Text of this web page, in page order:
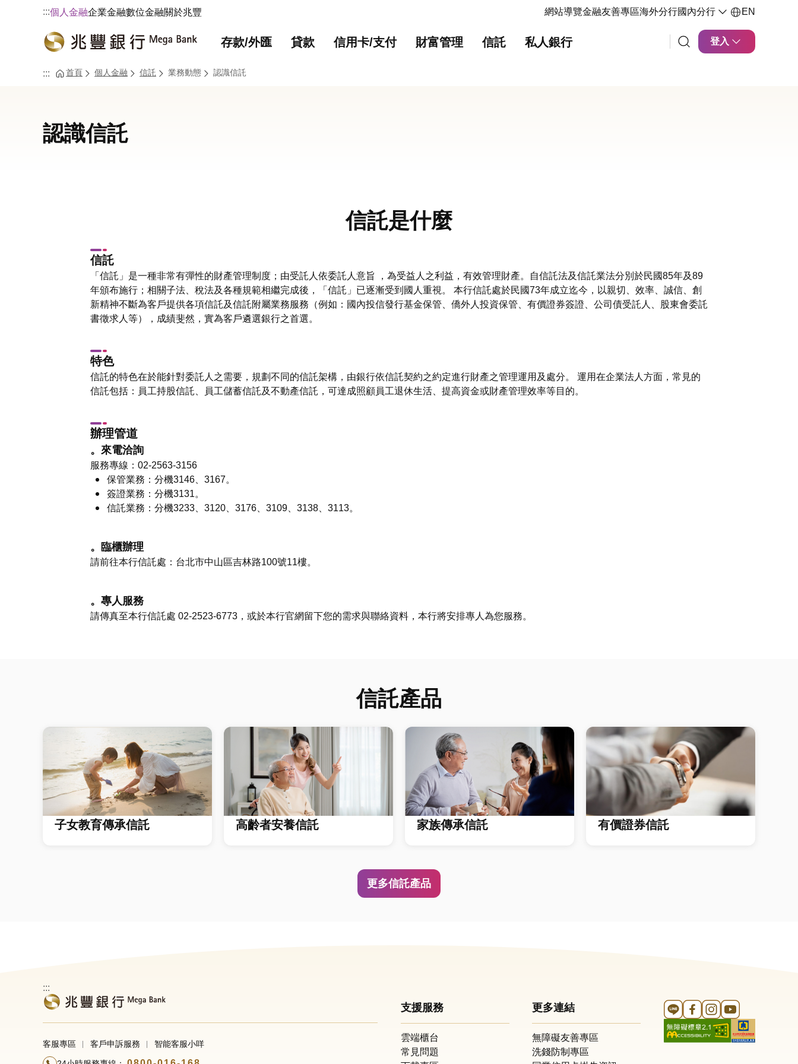
:::個人金融企業金融數位金融關於兆豐 網站導覽金融友善專區海外分行國內分行 EN
存款/外匯 貸款 信用卡/支付 財富管理 信託 私人銀行 登入
::: 首頁 個人金融 信託 業務動態 認識信託
認識信託
信託是什麼
信託
「信託」是一種非常有彈性的財產管理制度；由受託人依委託人意旨 ，為受益人之利益，有效管理財產。自信託法及信託業法分別於民國85年及89
年頒布施行；相關子法、稅法及各種規範相繼完成後，「信託」已逐漸受到國人重視。 本行信託處於民國73年成立迄今，以親切、效率、誠信、創
新精神不斷為客戶提供各項信託及信託附屬業務服務（例如：國內投信發行基金保管、僑外人投資保管、有價證券簽證、公司債受託人、股東會委託
書徵求人等），成績斐然，實為客戶遴選銀行之首選。
特色
信託的特色在於能針對委託人之需要，規劃不同的信託架構，由銀行依信託契約之約定進行財產之管理運用及處分。 運用在企業法人方面，常見的
信託包括：員工持股信託、員工儲蓄信託及不動產信託，可達成照顧員工退休生活、提高資金或財產管理效率等目的。
辦理管道
。來電洽詢
服務專線：02-2563-3156
保管業務：分機3146、3167。
簽證業務：分機3131。
信託業務：分機3233、3120、3176、3109、3138、3113。
。臨櫃辦理
請前往本行信託處：台北市中山區吉林路100號11樓。
。專人服務
請傳真至本行信託處 02-2523-6773，或於本行官網留下您的需求與聯絡資料，本行將安排專人為您服務。
信託產品
子女教育傳承信託 高齡者安養信託 家族傳承信託 有價證券信託
更多信託產品
:::
客服專區 客戶申訴服務 智能客服小咩
支援服務
雲端櫃台
常見問題
更多連結
無障礙友善專區
洗錢防制專區
Line 官方帳號
FB 官方帳號
Instagram 官方帳號
YouTube 官方帳號